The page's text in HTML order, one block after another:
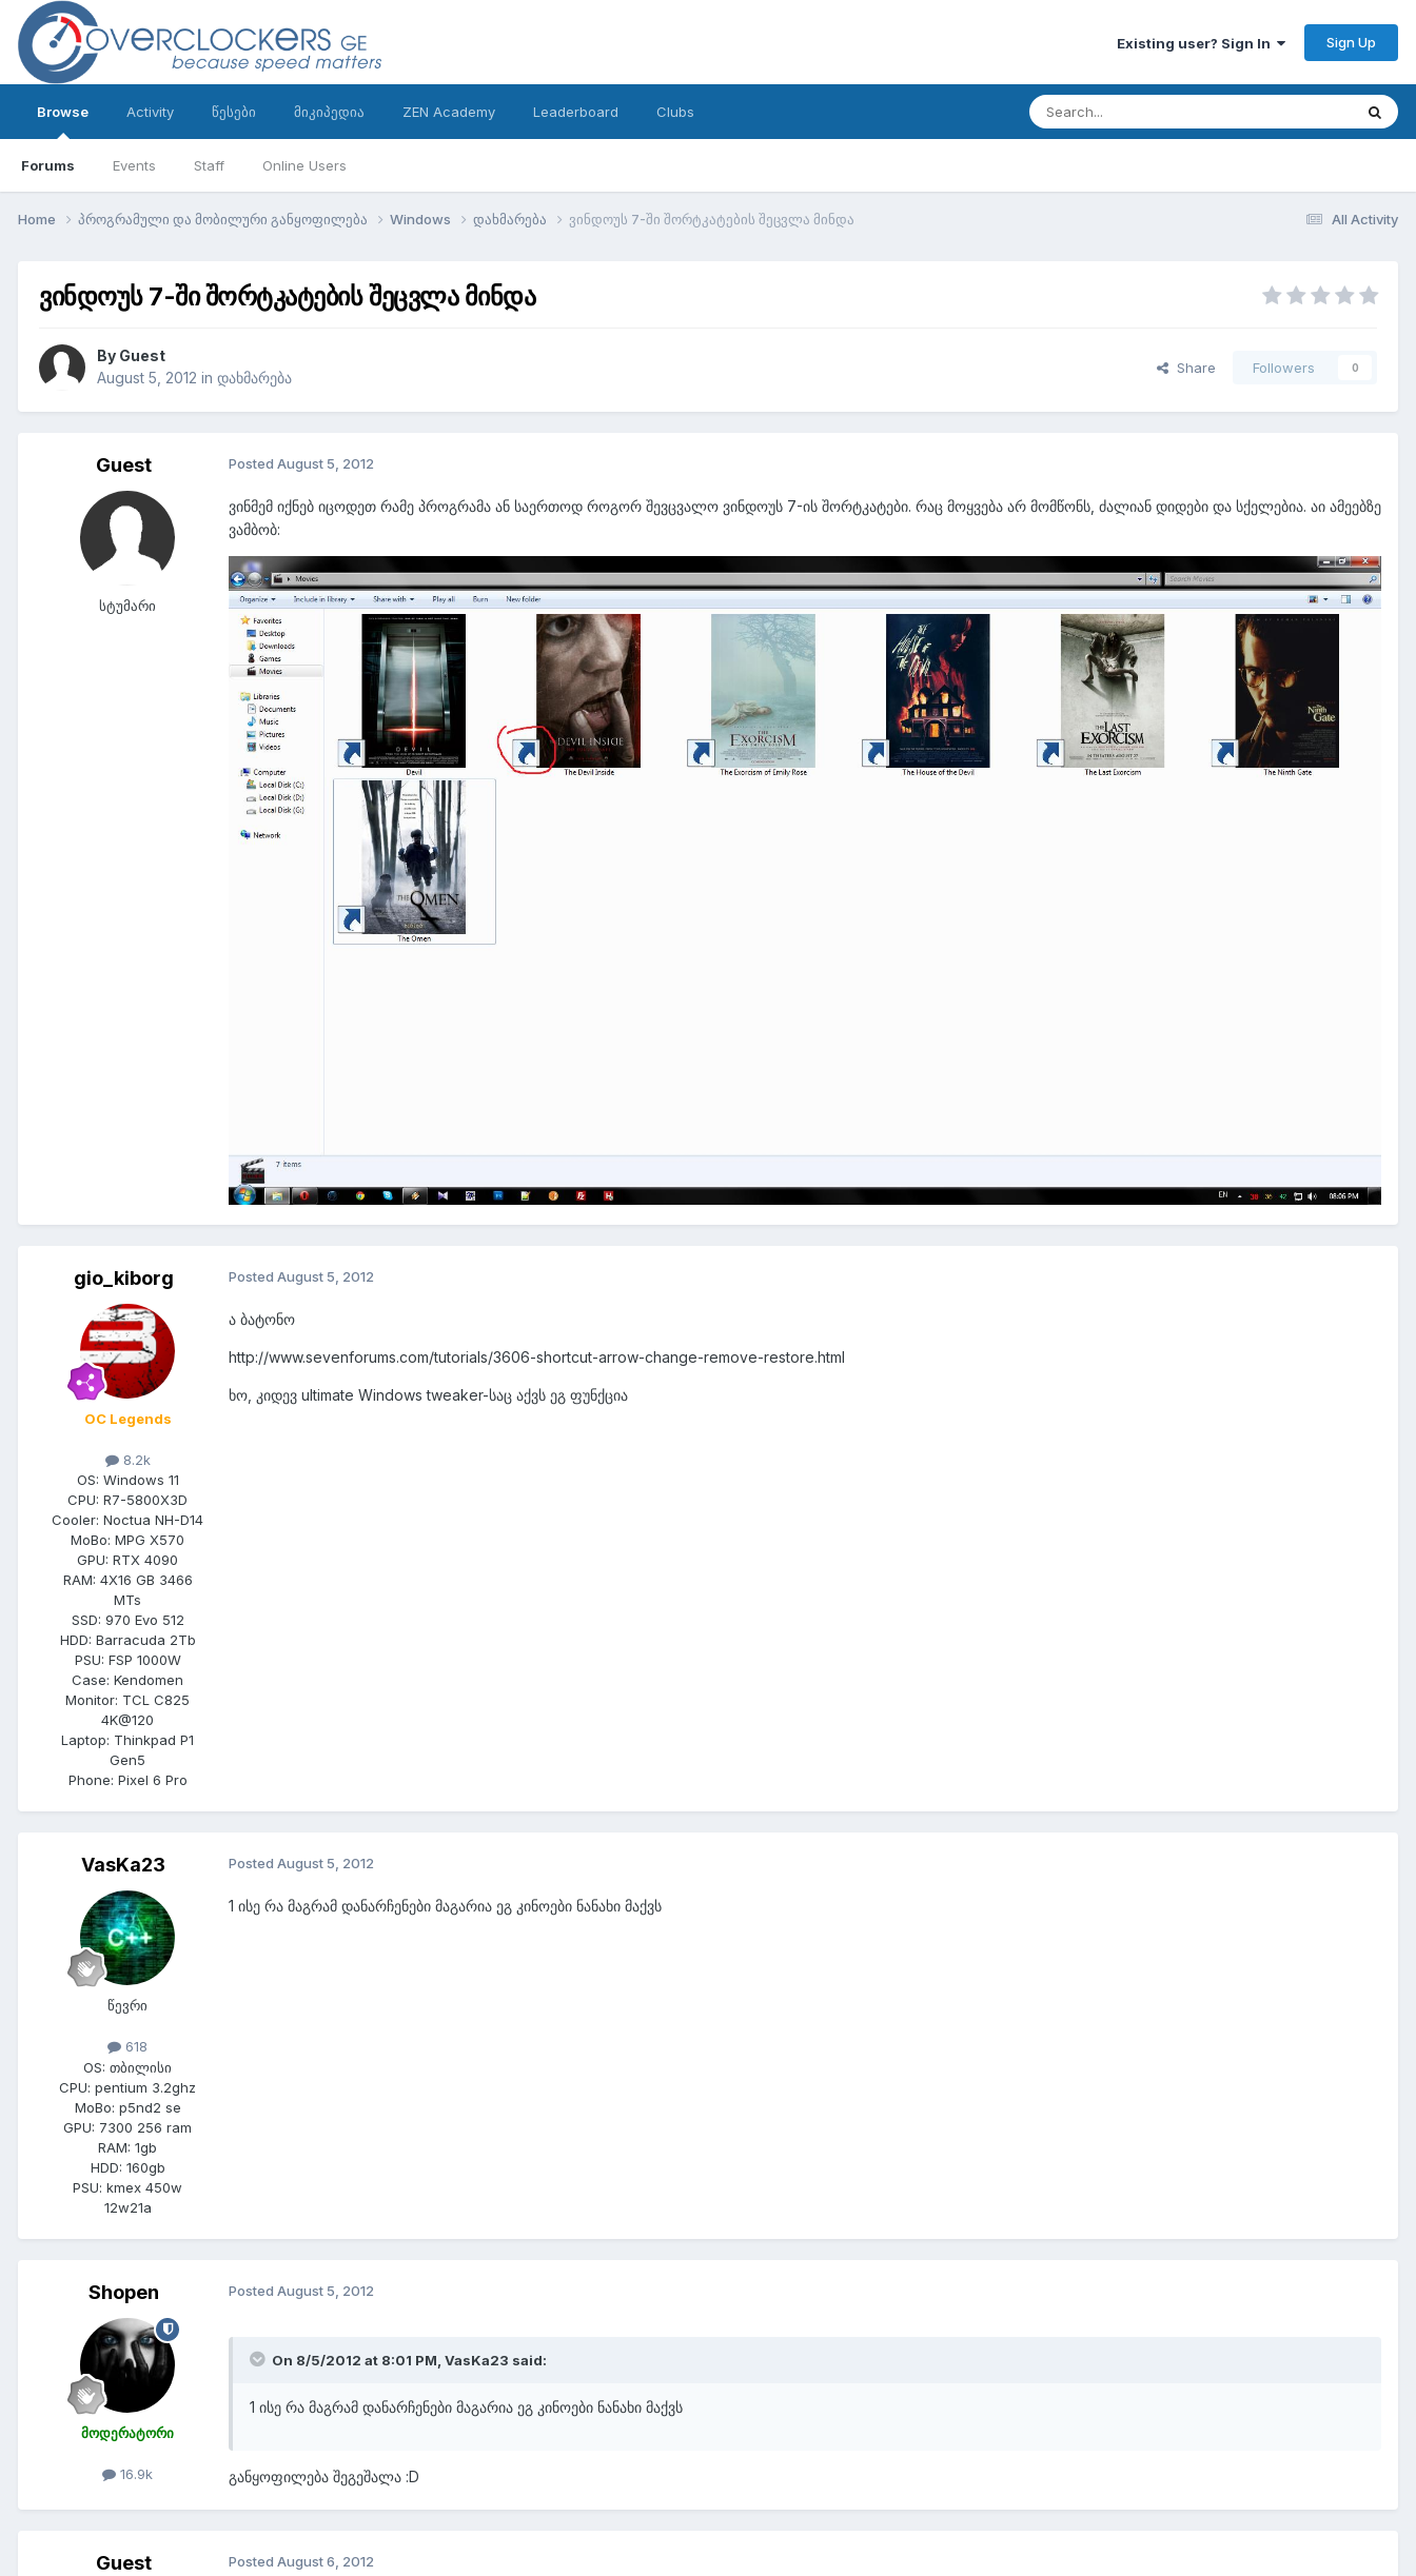
Existing user? Sign In Sign Up
Browse
Forums Events Staff Online Users
Activity წესები მიკიპედია ZEN Academy Leaderboard Clubs
All Activity
Home პროგრამული და მობილური განყოფილება Windows დახმარება ვინდოუს 7-ში შორტკატების შეცვლა მინდა
ვინდოუს 7-ში შორტკატების შეცვლა მინდა
By Guest
August 5, 2012 in დახმარება
Share Followers 0
Guest
სტუმარი
Posted August 5, 2012
ვინმემ იქნებ იცოდეთ რამე პროგრამა ან საერთოდ როგორ შევცვალო ვინდოუს 7-ის შორტკატები. რაც მოყვება არ მომწონს, ძალიან დიდები და სქელებია. აი ამეებზე
ვამბობ:
gio_kiborg
OC Legends
8.2k
OS: Windows 11
CPU: R7-5800X3D
Cooler: Noctua NH-D14
MoBo: MPG X570
GPU: RTX 4090
RAM: 4X16 GB 3466
MTs
SSD: 970 Evo 512
HDD: Barracuda 2Tb
PSU: FSP 1000W
Case: Kendomen
Monitor: TCL C825
4K@120
Laptop: Thinkpad P1
Gen5
Phone: Pixel 6 Pro
Posted August 5, 2012
ა ბატონო
http://www.sevenforums.com/tutorials/3606-shortcut-arrow-change-remove-restore.html
ხო, კიდევ ultimate Windows tweaker-საც აქვს ეგ ფუნქცია
VasKa23
წევრი
618
OS: თბილისი
CPU: pentium 3.2ghz
MoBo: p5nd2 se
GPU: 7300 256 ram
RAM: 1gb
HDD: 160gb
PSU: kmex 450w
12w21a
Posted August 5, 2012
1 ისე რა მაგრამ დანარჩენები მაგარია ეგ კინოები ნანახი მაქვს
Shopen
მოდერატორი
16.9k
Posted August 5, 2012
On 8/5/2012 at 8:01 PM, VasKa23 said:
1 ისე რა მაგრამ დანარჩენები მაგარია ეგ კინოები ნანახი მაქვს
განყოფილება შეგეშალა :D
Guest Posted August 6, 2012